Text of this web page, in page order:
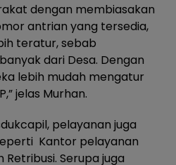
dengan membiasakan
antrian yang tersedia,
teratur, sebab
dari Desa. Dengan
lebih mudah mengatur
jelas Murhan.
pelayanan juga
Kantor pelayanan
Serupa juga